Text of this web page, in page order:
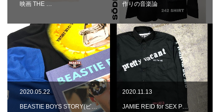
映画 THE …
作りの音楽論
2020.05.22
BEASTIE BOYS STORY(ビ…
2020.11.13
JAMIE REID for SEX P…